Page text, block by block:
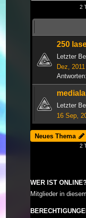
2
250
Letzter
Dez,
Antworten:
Letzter
16 Sep,
Neues Thema
2
WER IST
Mitglieder in